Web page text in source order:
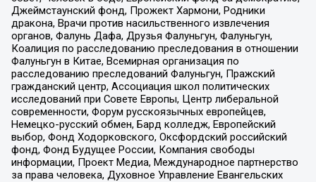
Джеймстаунский фонд, Прожект Хармони, Родники
дракона, Врачи против насильственного извлечения
органов, Фалунь Дафа, Друзья Фалуньгун, Фалуньгун,
Коалиция по расследованию преследования в отношении
Фалуньгун в Китае, Всемирная организация по
расследованию преследований Фалуньгун, Пражский
гражданский центр, Ассоциация школ политических
исследований при Совете Европы, Центр либеральной
современности, Форум русскоязычных европейцев,
Немецко-русский обмен, Бард колледж, Европейский
выбор, Фонд Ходорковского, Оксфордский российский
фонд, Фонд Будущее России, Компания свободы
информации, Проект Медиа, Международное партнерство
за права человека, Духовное Управление Евангельских